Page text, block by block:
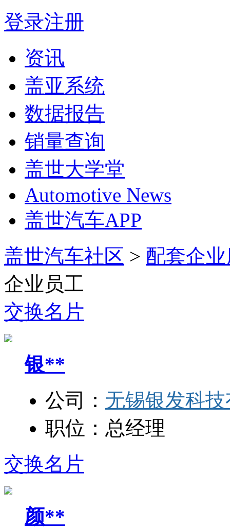
登录注册
资讯
盖亚系统
数据报告
销量查询
盖世大学堂
Automotive News
盖世汽车APP
盖世汽车社区 > 配套企
企业员工
交换名片
银**
公司： 无锡银发科
职位： 总经理
交换名片
颜**